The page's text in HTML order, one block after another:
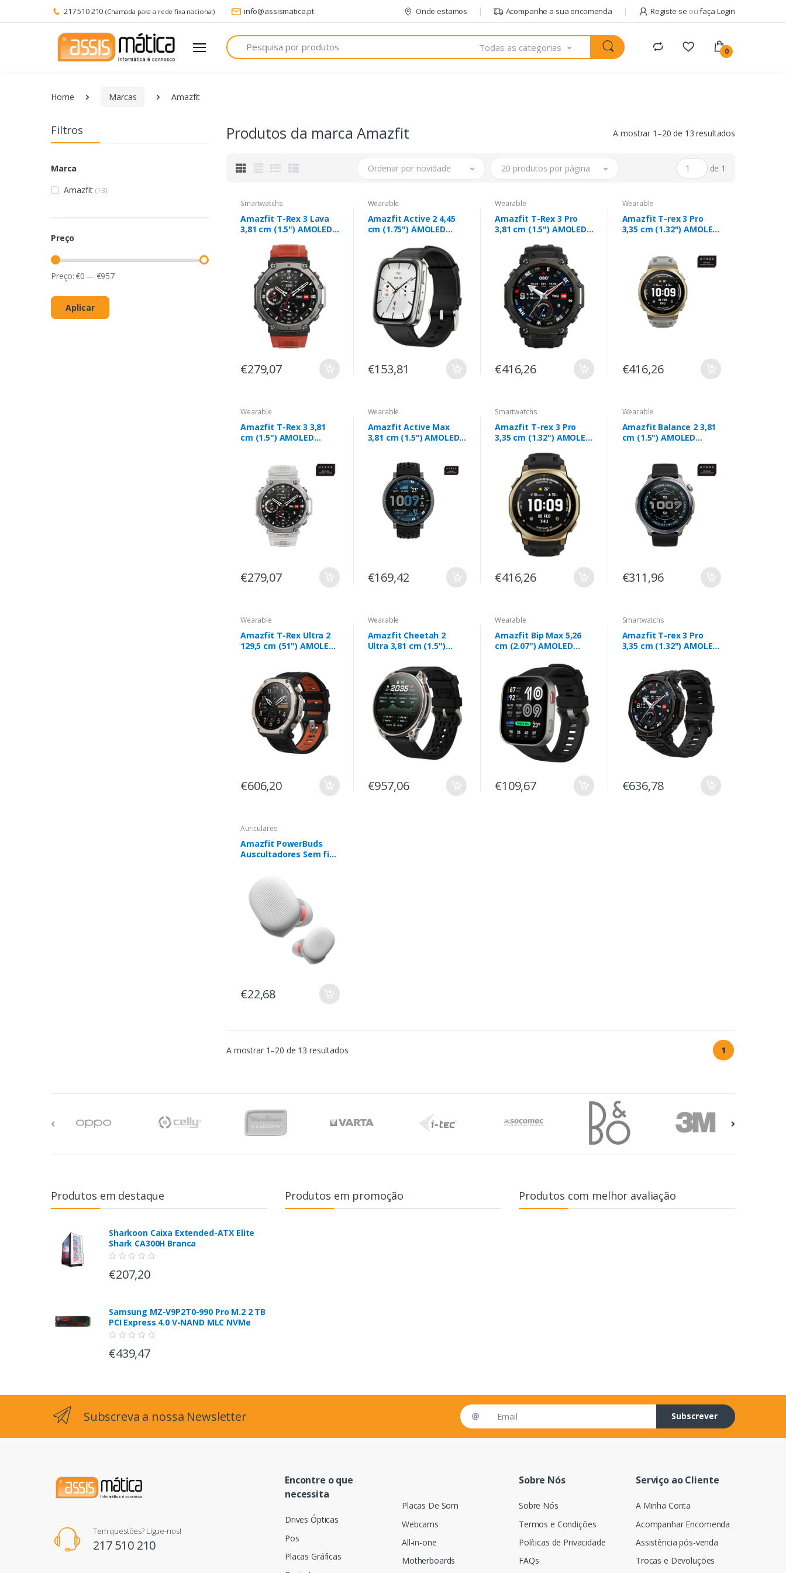
217 510 210 (Chamada para a rede fixa nacional) info@assismatica.pt Onde estamos Acompanhe a sua encomenda Registe-se oufaça Login
Pesquisa
Todas as categorias 0
Home Marcas Amazfit
Filtros
Marca
Amazfit (13)
Preço
Preço:€0 — €957
Aplicar
Produtos da marca Amazfit A mostrar 1–20 de 13 resultados
Ordenar por novidade 20 produtos por página de 1
Smartwatchs
Amazfit T-Rex 3 Lava
3,81 cm (1.5") AMOLED
Ecrã táctil Preto, Aço
inoxidável GPS
€279,07
Wearable
Amazfit Active 2 4,45
cm (1.75") AMOLED
Ecrã táctil Aço
inoxidável
€153,81
Wearable
Amazfit T-Rex 3 Pro
3,81 cm (1.5") AMOLED
táctil Preto GPS
€416,26
Wearable
Amazfit T-rex 3 Pro
3,35 cm (1.32") AMOLED
Dourado Wi-Fi GPS
€416,26
Wearable
Amazfit T-Rex 3 3,81
cm (1.5") AMOLED
inoxidável GPS
€279,07
Wearable
Amazfit Active Max
3,81 cm (1.5") AMOLED
€169,42
Smartwatchs
Amazfit T-rex 3 Pro
3,35 cm (1.32") AMOLED
pixels Ecrã táctil
Dourado Wi-Fi GPS
€416,26
Wearable
Amazfit Balance 2 3,81
cm (1.5") AMOLED
€311,96
Wearable
Amazfit T-Rex Ultra 2
129,5 cm (51") AMOLED
Titânio Wi-Fi GPS
€606,20
Wearable
Amazfit Cheetah 2
Ultra 3,81 cm (1.5")
480 pixels Ecrã táctil
Titânio Wi-Fi GPS
€957,06
Wearable
Amazfit Bip Max 5,26
cm (2.07") AMOLED
Ecrã táctil Prateado
Wi-Fi GPS
€109,67
Smartwatchs
Amazfit T-rex 3 Pro
3,35 cm (1.32") AMOLED
pixels Ecrã táctil Preto
Wi-Fi GPS
€636,78
Auriculares
Amazfit PowerBuds
Auscultadores Sem fios
Desportos USB Type-C
Bluetooth Branco
€22,68
A mostrar 1–20 de 13 resultados 1
Produtos em destaque
Sharkoon Caixa Extended-ATX Elite
Shark CA300H Branca
€207,20
Samsung MZ-V9P2T0-990 Pro M.2 2 TB
PCI Express 4.0 V-NAND MLC NVMe
€439,47
Produtos em promoção Produtos com melhor avaliação
Subscreva a nossa Newsletter Email address
Subscrever
Tem questões? Ligue-nos!
217 510 210
Encontre o que
necessita
Drives Ópticas
Pos
Placas Gráficas
Placas De Som
Webcams
All-in-one
Motherboards
Sobre Nós
Sobre Nós
Termos e Condições
Políticas de Privacidade
FAQs
Serviço ao Cliente
A Minha Conta
Acompanhar Encomenda
Assistência pós-venda
Trocas e Devoluções